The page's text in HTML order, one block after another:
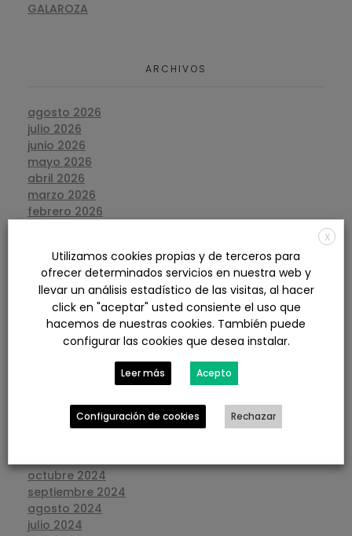
GALAROZA
ARCHIVOS
agosto 2026
julio 2026
junio 2026
mayo 2026
abril 2026
marzo 2026
febrero 2026
noviembre 2025
octubre 2025
septiembre 2025
agosto 2025
julio 2025
junio 2025
febrero 2025
enero 2025
octubre 2024
septiembre 2024
agosto 2024
julio 2024
X
Utilizamos cookies propias y de terceros para
ofrecer determinados servicios en nuestra web y
llevar un análisis estadístico de las visitas, al hacer
click en "aceptar" usted consiente el uso que
hacemos de nuestras cookies. También puede
configurar las cookies que desea instalar.
Leer más Acepto
Configuración de cookies Rechazar